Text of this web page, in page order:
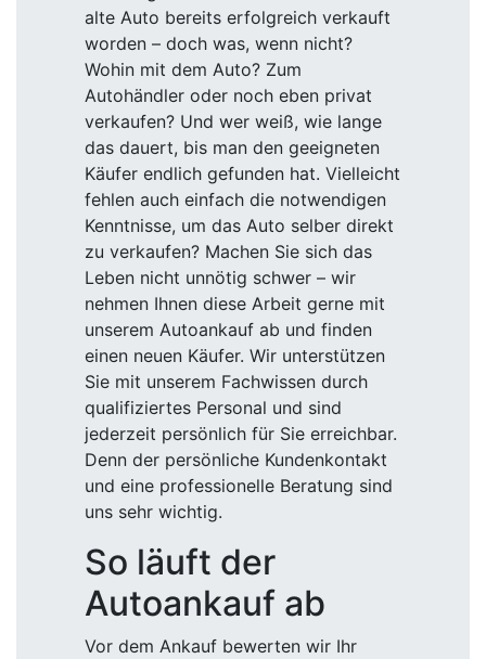
alte Auto bereits erfolgreich verkauft
worden – doch was, wenn nicht?
Wohin mit dem Auto? Zum
Autohändler oder noch eben privat
verkaufen? Und wer weiß, wie lange
das dauert, bis man den geeigneten
Käufer endlich gefunden hat. Vielleicht
fehlen auch einfach die notwendigen
Kenntnisse, um das Auto selber direkt
zu verkaufen? Machen Sie sich das
Leben nicht unnötig schwer – wir
nehmen Ihnen diese Arbeit gerne mit
unserem Autoankauf ab und finden
einen neuen Käufer. Wir unterstützen
Sie mit unserem Fachwissen durch
qualifiziertes Personal und sind
jederzeit persönlich für Sie erreichbar.
Denn der persönliche Kundenkontakt
und eine professionelle Beratung sind
uns sehr wichtig.
So läuft der
Autoankauf ab
Vor dem Ankauf bewerten wir Ihr